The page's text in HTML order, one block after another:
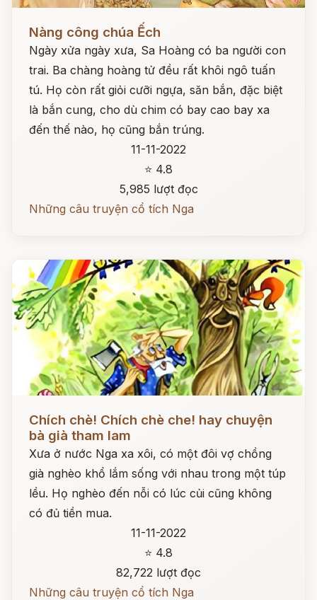
Nàng công chúa Ếch
Ngày xửa ngày xưa, Sa Hoàng có ba người con
trai. Ba chàng hoàng tử đều rất khôi ngô tuấn
tú. Họ còn rất giỏi cưỡi ngựa, săn bắn, đặc biệt
là bắn cung, cho dù chim có bay cao bay xa
đến thế nào, họ cũng bắn trúng.
11-11-2022
⭐ 4.8
5,985 lượt đọc
Những câu truyện cổ tích Nga
Chích chè! Chích chè che! hay chuyện
bà già tham lam
Xưa ở nước Nga xa xôi, có một đôi vợ chồng
già nghèo khổ lắm sống với nhau trong một túp
lều. Họ nghèo đến nỗi có lúc củi cũng không
có đủ tiền mua.
11-11-2022
⭐ 4.8
82,722 lượt đọc
Những câu truyện cổ tích Nga